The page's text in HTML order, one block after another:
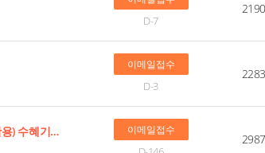
D-7
이메일접수
D-3
2026년 그린바이오 소재 첨단분석시스템 활성화 지원사업(장비 활용) 수혜기업 모집 공고 이메일접수